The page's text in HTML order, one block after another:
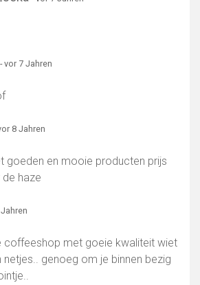
- vor 7 Jahren
8 Jahren
goeden en mooie producten prijs
haze
coffeeshop met goeie kwaliteit wiet
netjes.. genoeg om je binnen bezig